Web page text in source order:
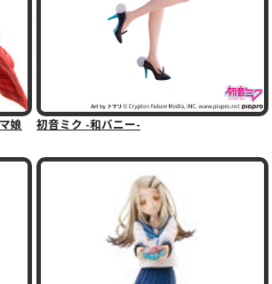
娘
初音ミク -和バニー-